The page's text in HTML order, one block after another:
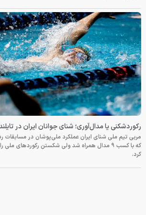
رکوردشکنی یا مدال‌آوری؛ شنای جوانان ایران در
مربی تیم ملی شنای ایران عملکرد ملی‌پوشان در مسابقات
که با کسب ۹ مدال همراه شد ولی شکستن رکوردهای ملی
کرد.